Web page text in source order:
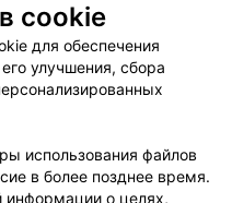
Способы оплаты
103.by
данных
cookie
для обеспечения
улучшения, сбора
использования файлов
в более позднее время.
информации о целях,